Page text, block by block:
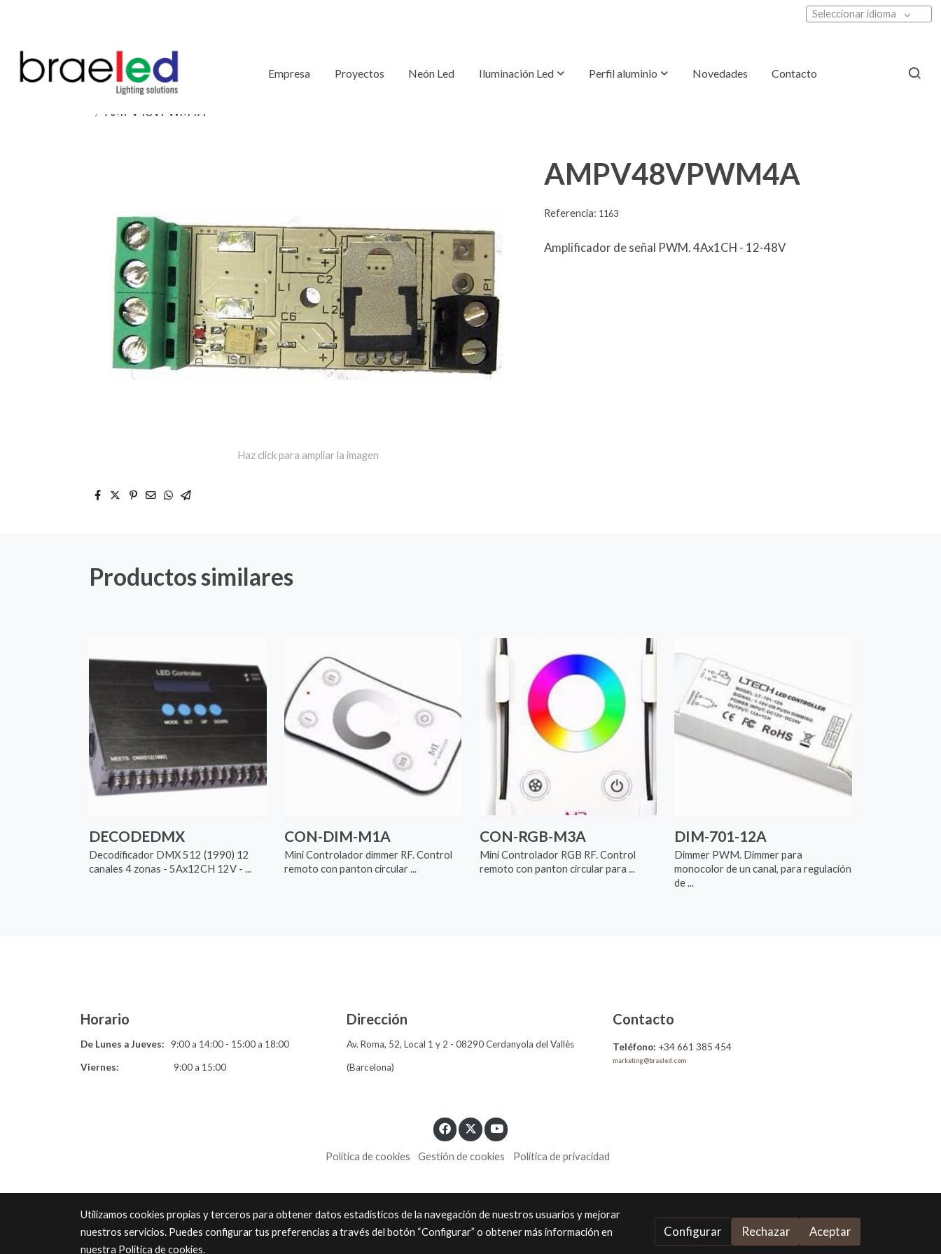
Seleccionar idioma
Empresa Proyectos Neón Led Iluminación Led Perfil aluminio Novedades Contacto
AMPV48VPWM4A
Haz click para ampliar la imagen
AMPV48VPWM4A
Referencia: 1163
Amplificador de señal PWM. 4Ax1CH - 12-48V
Productos similares
DECODEDMX
Decodificador DMX 512 (1990) 12
canales 4 zonas - 5Ax12CH 12V - ...
CON-DIM-M1A
Mini Controlador dimmer RF. Control
remoto con panton circular ...
CON-RGB-M3A
Mini Controlador RGB RF. Control
remoto con panton circular para ...
DIM-701-12A
Dimmer PWM. Dimmer para
monocolor de un canal, para regulación
de ...
Horario
De Lunes a Jueves: 9:00 a 14:00 - 15:00 a 18:00
Viernes: 9:00 a 15:00
Dirección
Av. Roma, 52, Local 1 y 2 - 08290 Cerdanyola del Vallès
(Barcelona)
Contacto
Teléfono: +34 661 385 454
marketing@braeled.com
Política de cookies Gestión de cookies Política de privacidad
Utilizamos cookies propias y terceros para obtener datos estadísticos de la navegación de nuestros usuarios y mejorar
nuestros servicios. Puedes configurar tus preferencias a través del botón “Configurar” o obtener más información en
nuestra Política de cookies.
Configurar Rechazar Aceptar